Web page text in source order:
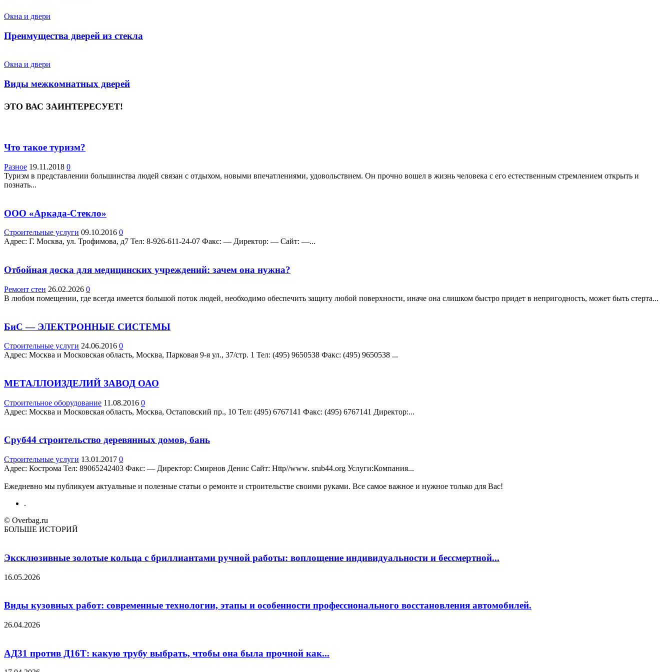
Окна и двери
Преимущества дверей из стекла
Окна и двери
Виды межкомнатных дверей
ЭТО ВАС ЗАИНТЕРЕСУЕТ!
Что такое туризм?
Разное 19.11.2018 0
Туризм в представлении большинства людей связан с отды­хом, новыми впечатлениями, удовольствием. Он прочно вошел в жизнь человека с его естественным стремлением открыть и
познать...
ООО «Аркада-Стекло»
Строительные услуги 09.10.2016 0
Адрес: Г. Москва, ул. Трофимова, д7 Teл: 8-926-611-24-07 Факс: — Директор: — Сайт: —...
Отбойная доска для медицинских учреждений: зачем она нужна?
Ремонт стен 26.02.2026 0
В любом помещении, где всегда имеется большой поток людей, необходимо обеспечить защиту любой поверхности, иначе она слишком быстро придет в непригодность, может быть стерта...
БиС — ЭЛЕКТРОННЫЕ СИСТЕМЫ
Строительные услуги 24.06.2016 0
Адрес: Москва и Московская область, Москва, Парковая 9-я ул., 37/стр. 1 Teл: (495) 9650538 Факс: (495) 9650538 ...
МЕТАЛЛОИЗДЕЛИЙ ЗАВОД ОАО
Строительное оборудование 11.08.2016 0
Адрес: Москва и Московская область, Москва, Остаповский пр., 10 Teл: (495) 6767141 Факс: (495) 6767141 Директор:...
Cруб44 строительство деревянных домов, бань
Строительные услуги 13.01.2017 0
Адрес: Кострома Teл: 89065242403 Факс: — Директор: Смирнов Денис Сайт: Http//www. srub44.org Услуги:Компания...
Ежедневно мы публикуем актуальные и полезные статьи о ремонте и строительстве своими руками. Все самое важное и нужное только для Вас!
.
© Overbag.ru
БОЛЬШЕ ИСТОРИЙ
Эксклюзивные золотые кольца с бриллиантами ручной работы: воплощение индивидуальности и бессмертной...
16.05.2026
Виды кузовных работ: современные технологии, этапы и особенности профессионального восстановления автомобилей.
26.04.2026
АД31 против Д16Т: какую трубу выбрать, чтобы она была прочной как...